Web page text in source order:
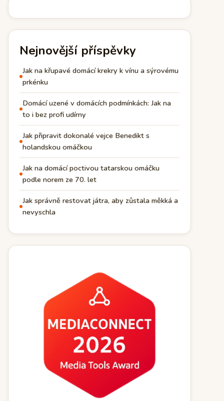
Nejnovější příspěvky
Jak na křupavé domácí krekry k vínu a sýrovému
prkénku
Domácí uzené v domácích podmínkách: Jak na
to i bez profi udírny
Jak připravit dokonalé vejce Benedikt s
holandskou omáčkou
Jak na domácí poctivou tatarskou omáčku
podle norem ze 70. let
Jak správně restovat játra, aby zůstala měkká a
nevyschla